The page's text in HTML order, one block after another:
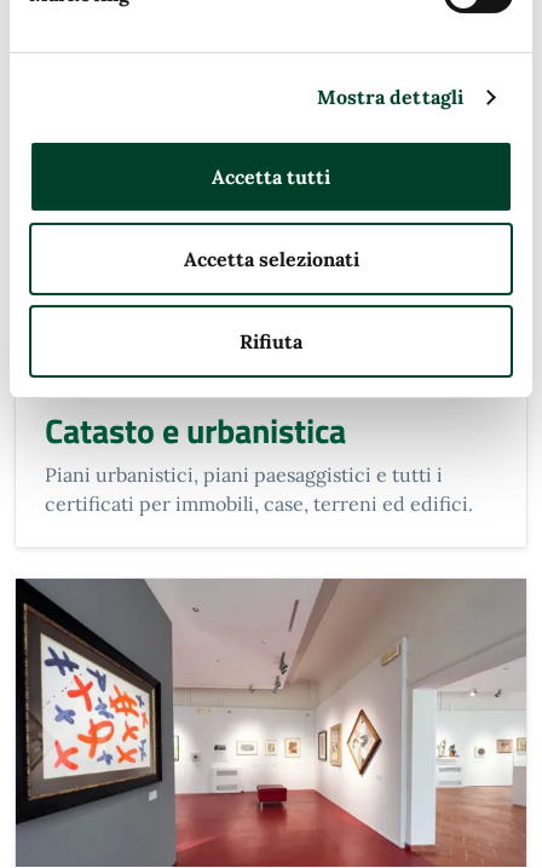
Mostra dettagli
Accetta tutti
Accetta selezionati
Rifiuta
Catasto e urbanistica
Piani urbanistici, piani paesaggistici e tutti i
certificati per immobili, case, terreni ed edifici.